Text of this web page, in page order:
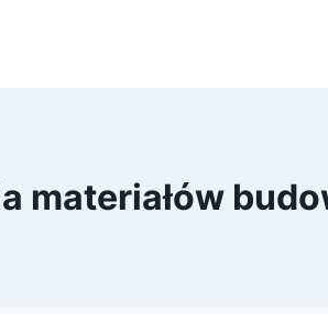
materiałów